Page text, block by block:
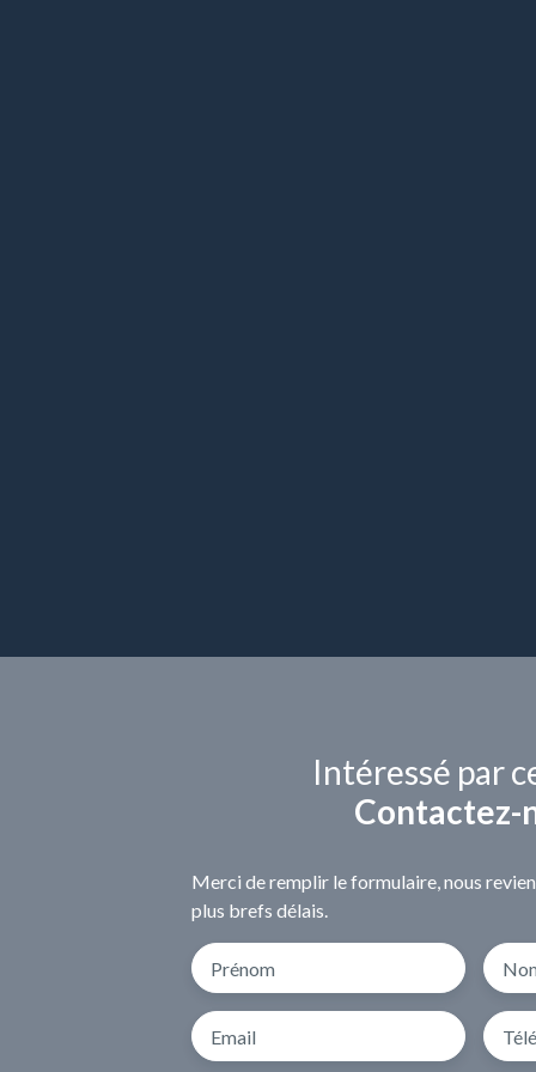
Intéressé par
Contactez-
Merci de remplir le formulaire, nous
plus brefs délais.
Prénom
Email